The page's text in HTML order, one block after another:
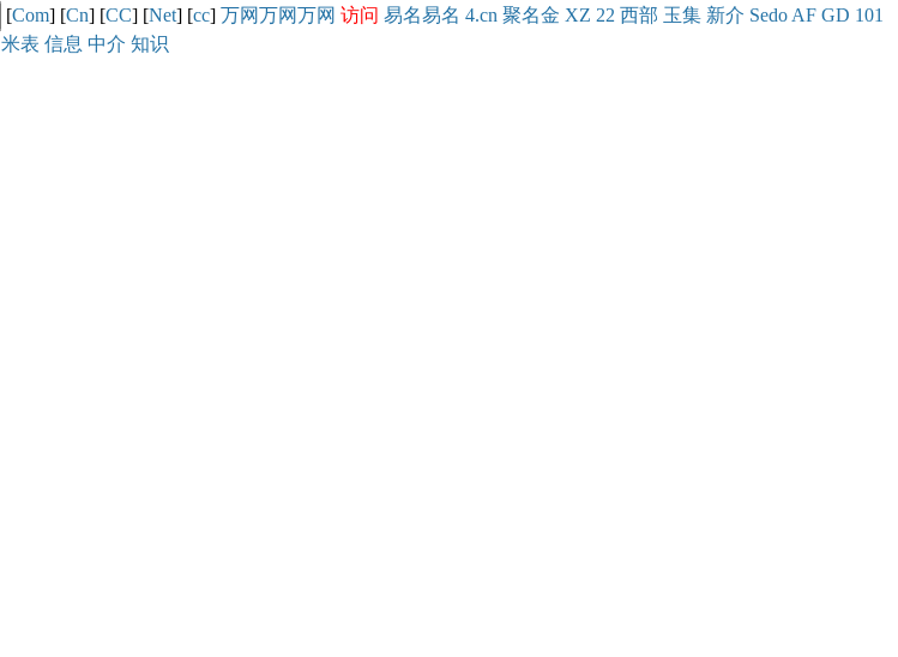
[Com] [Cn] [CC] [Net] [cc] 万网万网万网 访问 易名易名 4.cn 聚名金 XZ 22 西部 玉集 新介 Sedo AF GD 101
米表 信息 中介 知识